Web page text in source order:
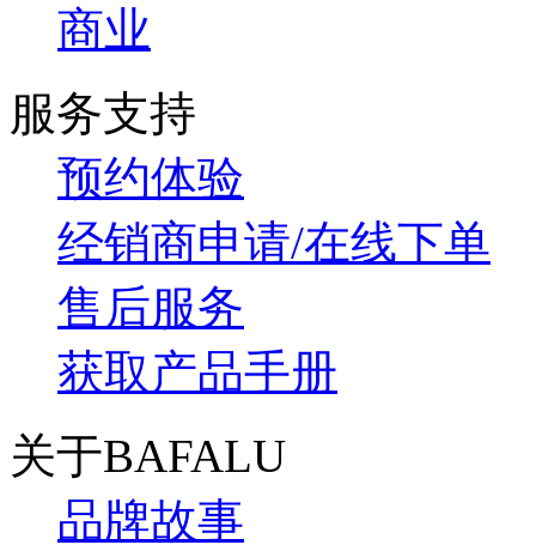
商业
服务支持
预约体验
经销商申请/在线下单
售后服务
获取产品手册
关于BAFALU
品牌故事